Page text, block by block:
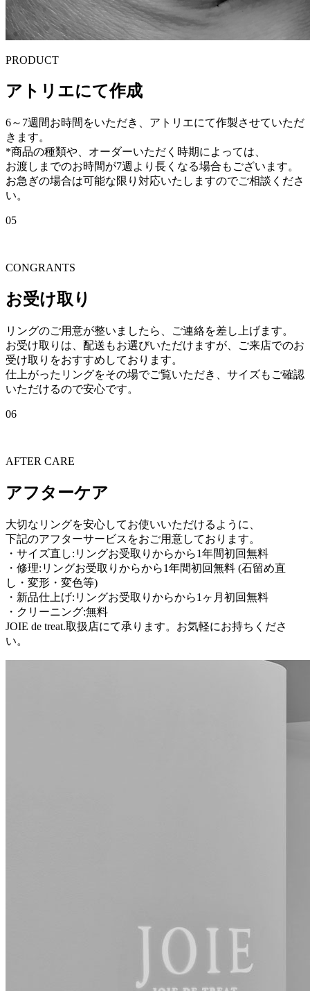
PRODUCT
アトリエにて作成
6～7週間お時間をいただき、アトリエにて作製させていただ
きます。
*商品の種類や、オーダーいただく時期によっては、
お渡しまでのお時間が7週より長くなる場合もございます。
お急ぎの場合は可能な限り対応いたしますのでご相談くださ
い。
05
CONGRANTS
お受け取り
リングのご用意が整いましたら、ご連絡を差し上げます。
お受け取りは、配送もお選びいただけますが、ご来店でのお
受け取りをおすすめしております。
仕上がったリングをその場でご覧いただき、サイズもご確認
いただけるので安心です。
06
AFTER CARE
アフターケア
大切なリングを安心してお使いいただけるように、
下記のアフターサービスをおご用意しております。
・サイズ直し:リングお受取りからから1年間初回無料
・修理:リングお受取りからから1年間初回無料 (石留め直
し・変形・変色等)
・新品仕上げ:リングお受取りからから1ヶ月初回無料
・クリーニング:無料
JOIE de treat.取扱店にて承ります。お気軽にお持ちくださ
い。